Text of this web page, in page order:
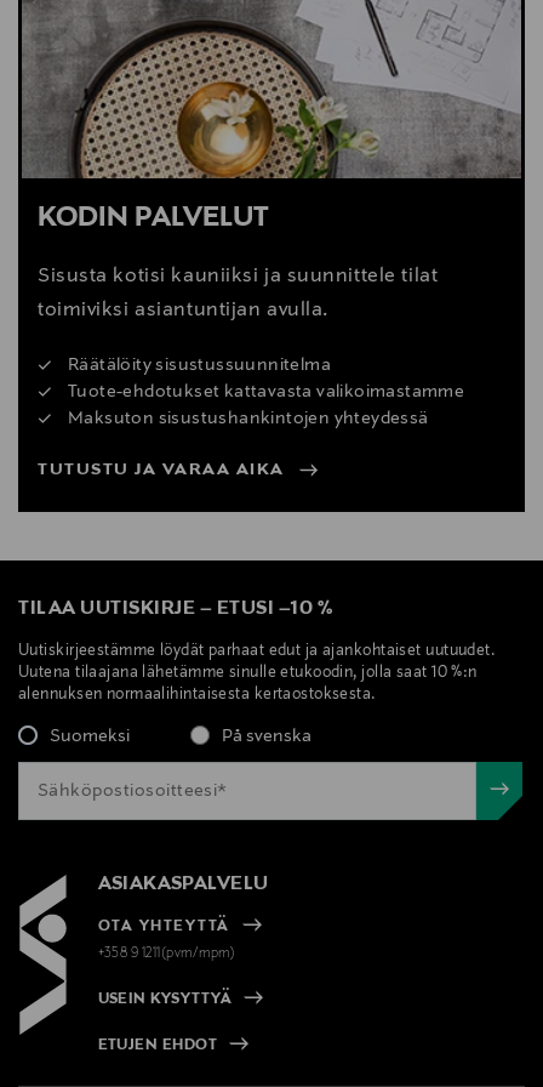
mail@karupdesign.com
KODIN PALVELUT
Sisusta kotisi kauniiksi ja suunnittele tilat
toimiviksi asiantuntijan avulla.
Räätälöity sisustussuunnitelma
Tuote-ehdotukset kattavasta valikoimastamme
Maksuton sisustushankintojen yhteydessä
TUTUSTU JA VARAA AIKA
TILAA UUTISKIRJE – ETUSI –10 %
Uutiskirjeestämme löydät parhaat edut ja ajankohtaiset uutuudet.
Uutena tilaajana lähetämme sinulle etukoodin, jolla saat 10 %:n
alennuksen normaalihintaisesta kertaostoksesta.
Suomeksi På svenska
ASIAKASPALVELU
OTA YHTEYTTÄ
+358 9 1211(pvm/mpm)
USEIN KYSYTTYÄ
ETUJEN EHDOT